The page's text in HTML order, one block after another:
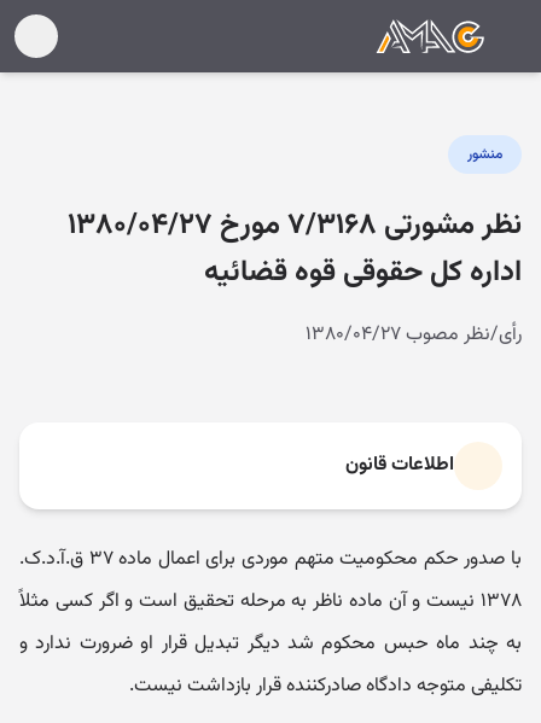
منشور
نظر مشورتی ۷/۳۱۶۸ مورخ ۱۳۸۰/۰۴/۲۷
اداره کل حقوقی قوه قضائیه
رأی/نظر مصوب ۱۳۸۰/۰۴/۲۷
اطلاعات قانون
با صدور حکم محکومیت متهم موردی برای اعمال ماده ۳۷ ق.آ.د.ک.
۱۳۷۸ نیست و آن ماده ناظر به مرحله تحقیق است و اگر کسی مثلاً
به چند ماه حبس محکوم شد دیگر تبدیل قرار او ضرورت ندارد و
تکلیفی متوجه دادگاه صادرکننده قرار بازداشت نیست.